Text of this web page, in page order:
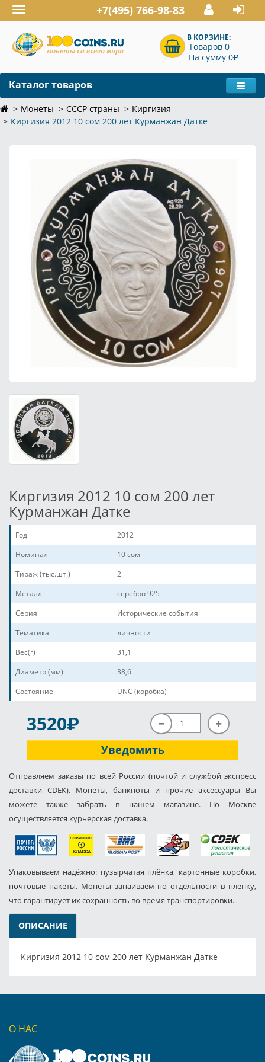
Toggle
navigation
+7(495) 766-98-83
В КОРЗИНЕ:
Товаров 0
На сумму 0P
Каталог товаров
Монеты СССР страны
Киргизия
Киргизия 2012 10 сом 200 лет Курманжан Датке
Киргизия 2012 10 сом 200 лет
Курманжан Датке
Год
2012
Номинал
10 сом
Тираж (тыс.шт.)
2
Металл
серебро 925
Серия
Исторические события
Тематика
личности
Вес(г)
31,1
Диаметр (мм)
38,6
Состояние
UNC (коробка)
3520P
Уведомить
Отправляем заказы по всей России (почтой и службой экспресс
доставки CDEK). Монеты, банкноты и прочие аксессуары Вы
можете также забрать в нашем магазине. По Москве
осуществляется курьерская доставка.
Упаковываем надёжно: пузырчатая плёнка, картонные коробки,
почтовые пакеты. Монеты запаиваем по отдельности в пленку,
что гарантирует их сохранность во время транспортировки.
ОПИСАНИЕ
Киргизия 2012 10 сом 200 лет Курманжан Датке
О НАС